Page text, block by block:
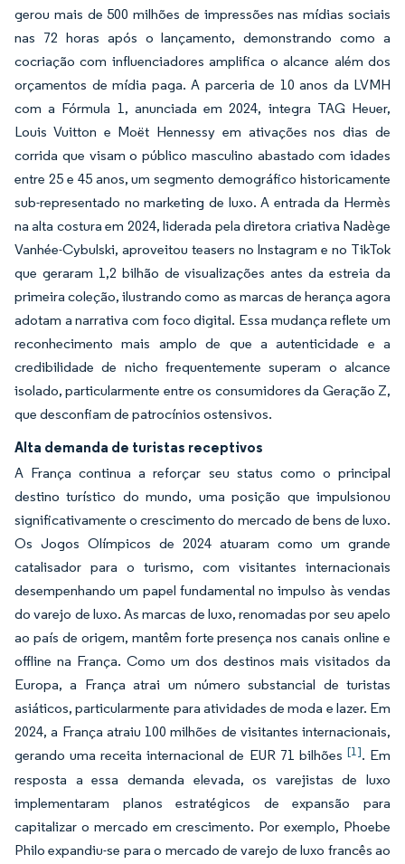
gerou mais de 500 milhões de impressões nas mídias sociais
nas 72 horas após o lançamento, demonstrando como a
cocriação com influenciadores amplifica o alcance além dos
orçamentos de mídia paga. A parceria de 10 anos da LVMH
com a Fórmula 1, anunciada em 2024, integra TAG Heuer,
Louis Vuitton e Moët Hennessy em ativações nos dias de
corrida que visam o público masculino abastado com idades
entre 25 e 45 anos, um segmento demográfico historicamente
sub-representado no marketing de luxo. A entrada da Hermès
na alta costura em 2024, liderada pela diretora criativa Nadège
Vanhée-Cybulski, aproveitou teasers no Instagram e no TikTok
que geraram 1,2 bilhão de visualizações antes da estreia da
primeira coleção, ilustrando como as marcas de herança agora
adotam a narrativa com foco digital. Essa mudança reflete um
reconhecimento mais amplo de que a autenticidade e a
credibilidade de nicho frequentemente superam o alcance
isolado, particularmente entre os consumidores da Geração Z,
que desconfiam de patrocínios ostensivos.
Alta demanda de turistas receptivos
A França continua a reforçar seu status como o principal
destino turístico do mundo, uma posição que impulsionou
significativamente o crescimento do mercado de bens de luxo.
Os Jogos Olímpicos de 2024 atuaram como um grande
catalisador para o turismo, com visitantes internacionais
desempenhando um papel fundamental no impulso às vendas
do varejo de luxo. As marcas de luxo, renomadas por seu apelo
ao país de origem, mantêm forte presença nos canais online e
offline na França. Como um dos destinos mais visitados da
Europa, a França atrai um número substancial de turistas
asiáticos, particularmente para atividades de moda e lazer. Em
2024, a França atraiu 100 milhões de visitantes internacionais,
gerando uma receita internacional de EUR 71 bilhões [1]. Em
resposta a essa demanda elevada, os varejistas de luxo
implementaram planos estratégicos de expansão para
capitalizar o mercado em crescimento. Por exemplo, Phoebe
Philo expandiu-se para o mercado de varejo de luxo francês ao